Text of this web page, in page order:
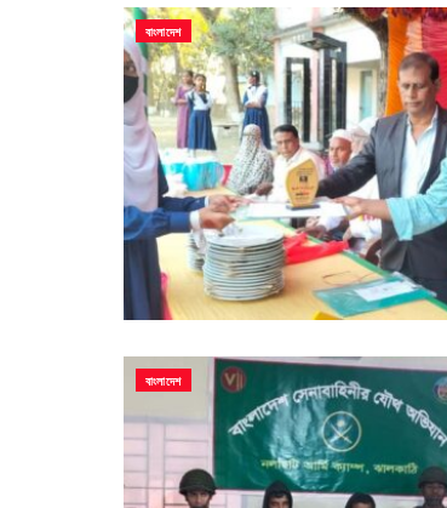
বাংলাদেশ
বাংলাদেশ